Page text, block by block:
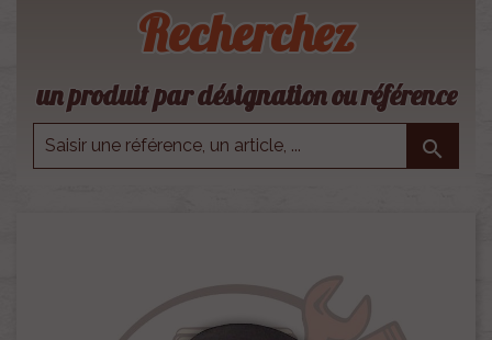
Recherchez
un produit par désignation ou référence
